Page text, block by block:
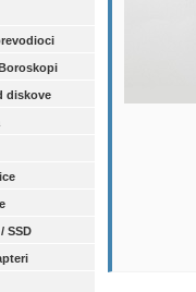
diskove
SSD